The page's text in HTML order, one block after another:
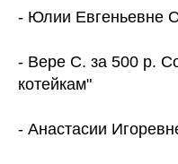
- Юлии Евгеньевне
- Вере С. за 500 р.
котейкам"
- Анастасии